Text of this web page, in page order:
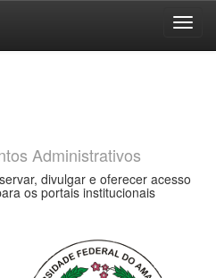
Administrativos
divulgar e oferecer acesso
os portais institucionais